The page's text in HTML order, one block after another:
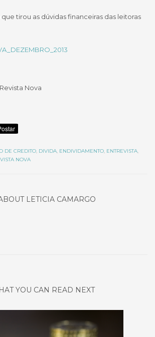
tirou as dúvidas financeiras das leitoras
Nova
DE CREDITO, DIVIDA, ENDIVIDAMENTO, ENTREVISTA,
NOVA
LETICIA CAMARGO
YOU CAN READ NEXT